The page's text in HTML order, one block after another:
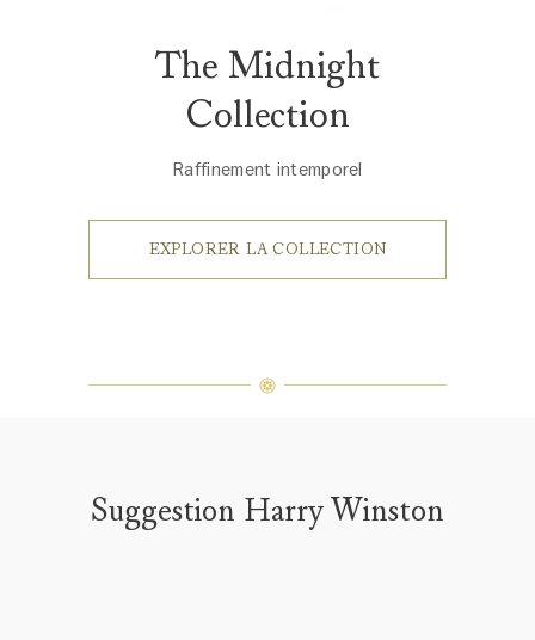
The Midnight
Collection
Raffinement intemporel
EXPLORER LA COLLECTION
Suggestion Harry Winston